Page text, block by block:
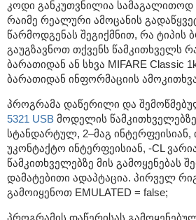
კოდი განკუთვნილია სამაგალითოდ
რაიმე რეალური ამოცანის
წარმოდგენას შეგიქმნით, რა ტიპის
გაუგზავნოთ თქვენს წამკითხველს
ბარათიდან ან სხვა MIFARE Classic
ბარათიდან ინფორმაციის
პროგრამა დაწერილი და
5321 USB მოდელის
სტანდარტულ, 2–მაგ
უკონტაქტო ინტერფეისიან, -CL
წამკითხველებზე მის გამოყენებას
დამატებითი ადაპტაცია. პირველ
გამოიყენოთ EMULATED = false;
პროგრამის დაწერისას